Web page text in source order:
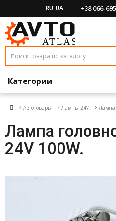
RU UA +38 066-
Категории
Автотовары Лампы 24V Лампа
Лампа
24V 100W.